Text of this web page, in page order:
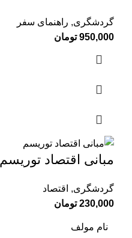
گردشگری, راهنمای سفر
950,000 تومان
مبانی اقتصاد توریسم
گردشگری, اقتصاد
230,000 تومان
نام مولف